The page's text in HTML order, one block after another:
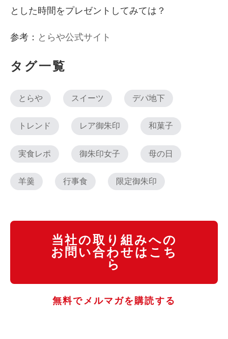
とした時間をプレゼントしてみては？
参考： とらや公式サイト
タグ一覧
とらや スイーツ デパ地下
トレンド レア御朱印 和菓子
実食レポ 御朱印女子 母の日
羊羹 行事食 限定御朱印
当社の取り組みへの
お問い合わせはこち
ら
無料でメルマガを購読する